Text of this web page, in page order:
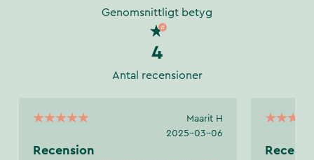
Genomsnittligt betyg
4
Antal recensioner
Maarit H
2025-03-06
Recension